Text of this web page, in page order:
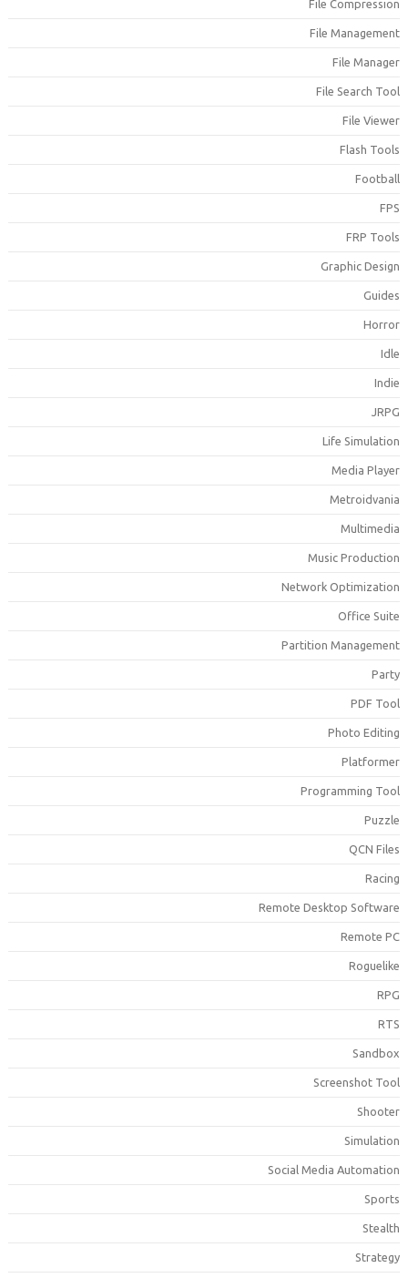
File
File
File
File Search
File
Flash
FRP
Graphic
Life
Media
Music
Network
Office
Partition
PDF
Photo
Programming
QCN
Remote Desktop
Remote
Screenshot
Social Media